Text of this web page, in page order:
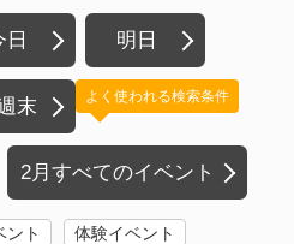
日 明日
末
2月すべてのイベント
よく使われる検索条件
ント
体験イベント